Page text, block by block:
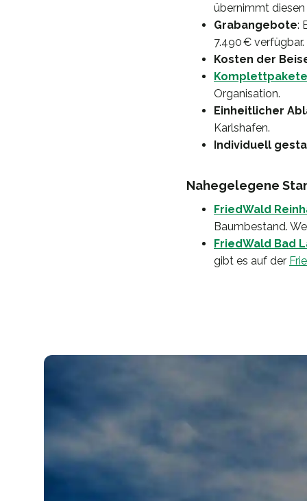
übernimmt diesen
Grabangebote:
7.490 € verfügbar.
Kosten der
Komplettpakete
Organisation.
Einheitlicher
Karlshafen.
Individuell
Nahegelegene
FriedWald
Baumbestand.
FriedWald Bad
gibt es auf der